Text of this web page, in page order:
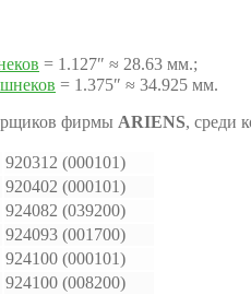
= 1.127″ ≈ 28.63 мм.;
= 1.375″ ≈ 34.925 мм.
фирмы ARIENS, среди
920312 (000101)
920402 (000101)
924082 (039200)
924093 (001700)
924100 (000101)
924100 (008200)